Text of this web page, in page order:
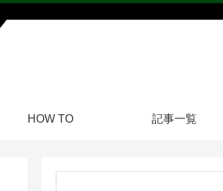
HOW TO 記事一覧